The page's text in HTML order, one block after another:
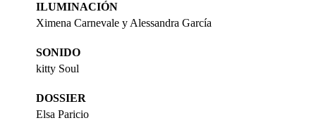
ILUMINACIÓN
Ximena Carnevale y Alessandra García
SONIDO
kitty Soul
DOSSIER
Elsa Paricio